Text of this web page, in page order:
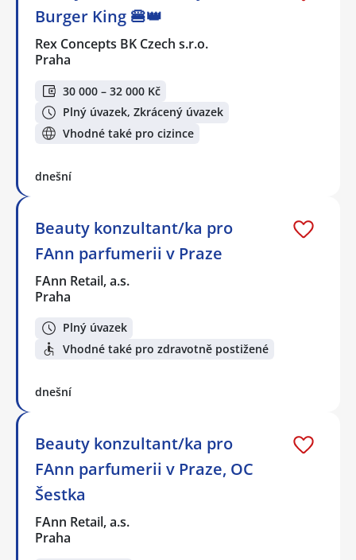
Burger King 🍔👑
Rex Concepts BK Czech s.r.o.
Praha
30 000 – 32 000 Kč
Plný úvazek, Zkrácený úvazek
Vhodné také pro cizince
dnešní
Beauty konzultant/ka pro
FAnn parfumerii v Praze
FAnn Retail, a.s.
Praha
Plný úvazek
Vhodné také pro zdravotně postižené
dnešní
Beauty konzultant/ka pro
FAnn parfumerii v Praze, OC
Šestka
FAnn Retail, a.s.
Praha